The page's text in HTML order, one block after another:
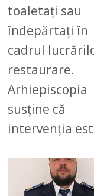
toaletați sau
îndepărtați în
cadrul
restaurare.
Arhiepiscopia
susține că
intervenția